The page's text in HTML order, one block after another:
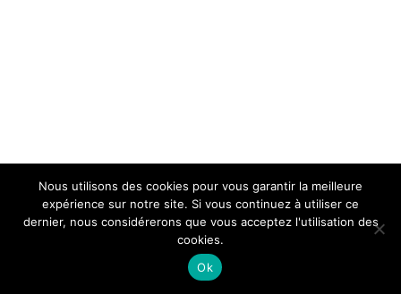
Nous utilisons des cookies pour vous garantir la meilleure
expérience sur notre site. Si vous continuez à utiliser ce
dernier, nous considérerons que vous acceptez l'utilisation des
cookies.
Ok